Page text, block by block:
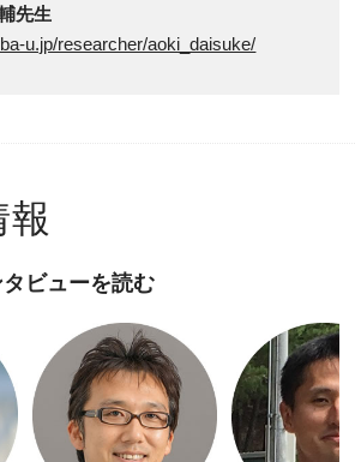
先生
u.jp/researcher/aoki_daisuke/
報
ビューを読む